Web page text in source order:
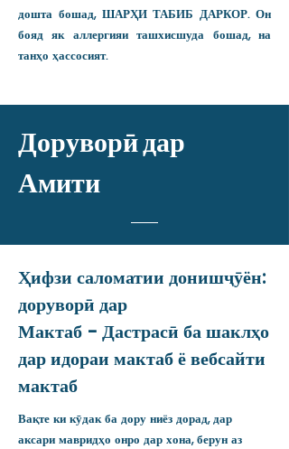
дошта бошад, ШАРҲИ ТАБИБ ДАРКОР. Он
бояд як аллергияи ташхисшуда бошад, на
танҳо ҳассосият.
Доруворӣ дар
Амити
Ҳифзи саломатии донишҷӯён:
доруворӣ дар
Мактаб - Дастрасӣ ба шаклҳо
дар идораи мактаб ё вебсайти
мактаб
Вақте ки кӯдак ба дору ниёз дорад, дар
аксари мавридҳо онро дар хона, берун аз